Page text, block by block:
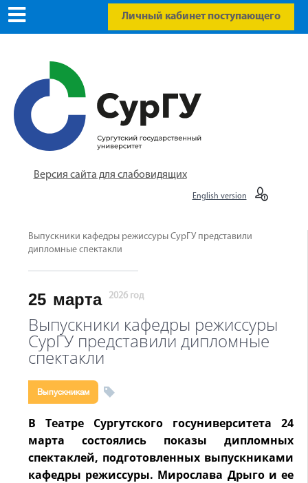
Личный кабинет поступающего
Версия сайта для слабовидящих
English version
Выпускники кафедры режиссуры СурГУ представили
дипломные спектакли
25 марта 2026 год
Выпускники кафедры режиссуры
СурГУ представили дипломные
спектакли
Выпускникам
В Театре Сургутского госуниверситета 24
марта состоялись показы дипломных
спектаклей, подготовленных выпускниками
кафедры режиссуры. Мирослава Дрыго и ее